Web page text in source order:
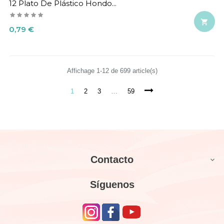
12 Plato De Plástico Hondo...
Precio
0,79 €

Affichage 1-12 de 699 article(s)
1 2 3 … 59
Contacto 
Síguenos